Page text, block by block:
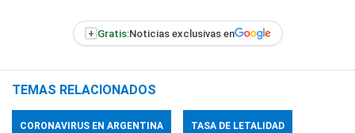
+ Gratis:Noticias exclusivas en
TEMAS RELACIONADOS
CORONAVIRUS EN ARGENTINA TASA DE LETALIDAD